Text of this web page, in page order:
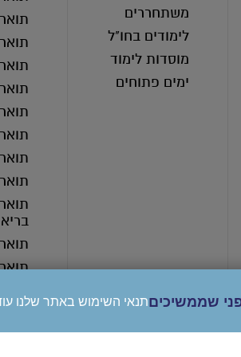
משתחררים
לימודים בחו"ל
מוסדות לימוד
ימים פתוחים
שממשיכיםתנאי השימוש באתר שלנו